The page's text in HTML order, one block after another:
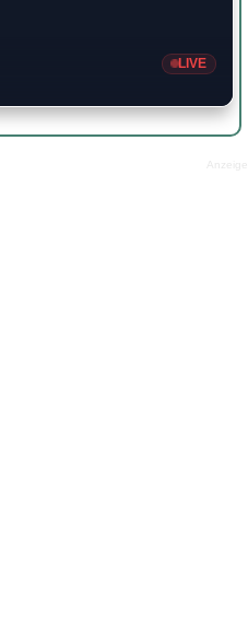
LIVE